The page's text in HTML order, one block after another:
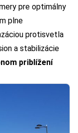
pre optimálny
plne
protisvetla
a stabilizácie
priblížení